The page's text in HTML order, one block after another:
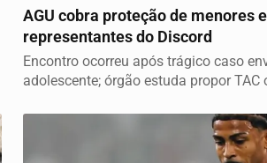
AGU cobra proteção de menores
representantes do Discord
Encontro ocorreu após trágico caso
adolescente; órgão estuda propor TAC